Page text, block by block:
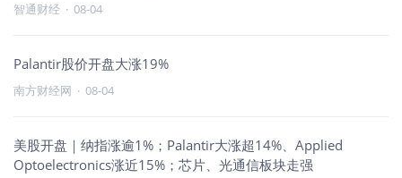
智通财经 · 08-04
Palantir股价开盘大涨19%
南方财经网 · 08-04
美股开盘｜纳指涨逾1%；Palantir大涨超14%、Applied
Optoelectronics涨近15%；芯片、光通信板块走强